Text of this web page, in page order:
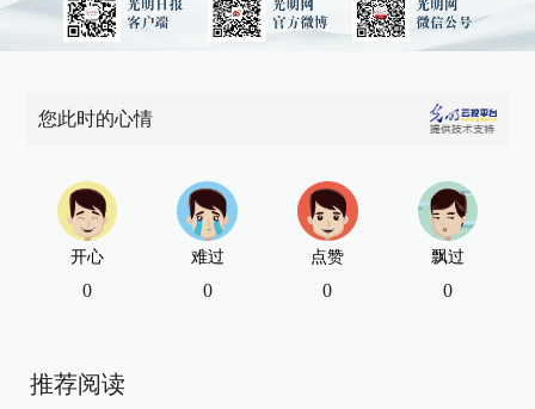
您此时的心情
开心
0
难过
0
点赞
0
飘过
0
推荐阅读